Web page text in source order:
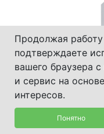
Продолжая
подтверждаете
вашего браузера
и сервис на
интересов.
Понятно